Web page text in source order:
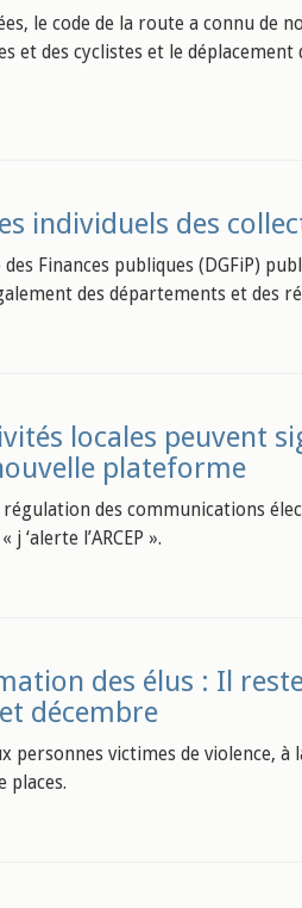
le code de la route a connu
et des cyclistes et le déplacement
individuels des
Finances publiques (DGFiP)
des départements et des
locales peuvent
plateforme
régulation des communications
‘alerte l’ARCEP ».
des élus : Il
décembre
personnes victimes de violence,
places.